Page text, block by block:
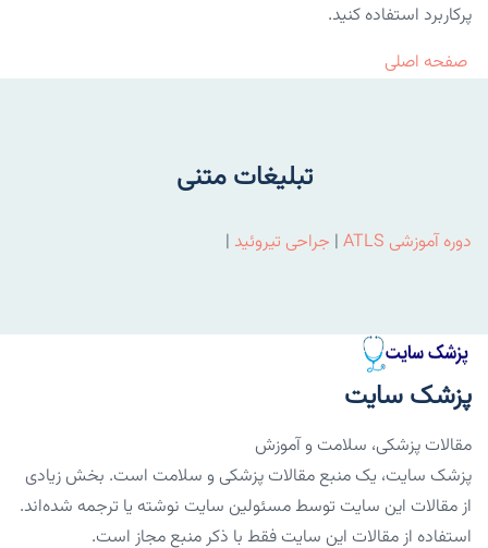
پرکاربرد استفاده کنید.
صفحه اصلی
تبلیغات متنی
دوره آموزشی ATLS | جراحی تیروئید |
پزشک سایت
مقالات پزشکی، سلامت و آموزش
پزشک سایت، یک منبع مقالات پزشکی و سلامت است. بخش زیادی
از مقالات این سایت توسط مسئولین سایت نوشته یا ترجمه شده‌اند.
استفاده از مقالات این سایت فقط با ذکر منبع مجاز است.